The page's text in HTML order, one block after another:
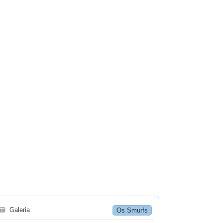
Galeria Os Smurfs